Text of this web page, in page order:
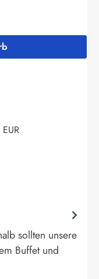
sollten unsere
Buffet und